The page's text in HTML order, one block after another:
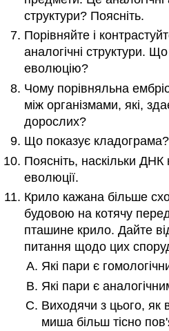
структури? Поясніть.
Порівняйте і
аналогічні структури.
еволюцію?
Чому порівняльна
між організмами, які,
дорослих?
Що показує кладограма?
Поясніть, наскільки ДНК
еволюції.
Крило кажана більше
будовою на котячу
пташине крило. Дайте
питання щодо цих
Які пари є
Які пари є
Виходячи з цього, як
миша більш тісно